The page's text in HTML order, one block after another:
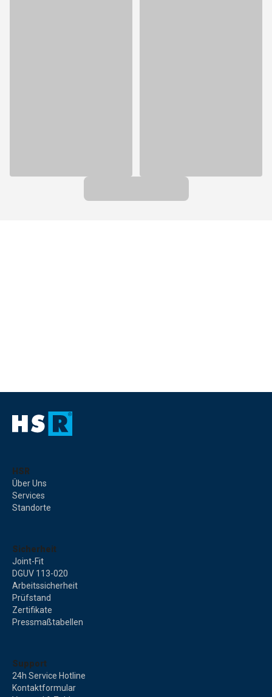
HSR
Über Uns
Services
Standorte
Sicherheit
Joint-Fit
DGUV 113-020
Arbeitssicherheit
Prüfstand
Zertifikate
Pressmaßtabellen
Support
24h Service Hotline
Kontaktformular